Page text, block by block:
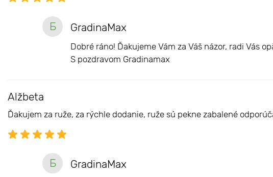
Б GradinaMax
Dobré ráno! Ďakujeme Vám za Váš názor, radi Vás
S pozdravom Gradinamax
Alžbeta
Ďakujem za ruže, za rýchle dodanie, ruže sú pekne zabalené
Б GradinaMax